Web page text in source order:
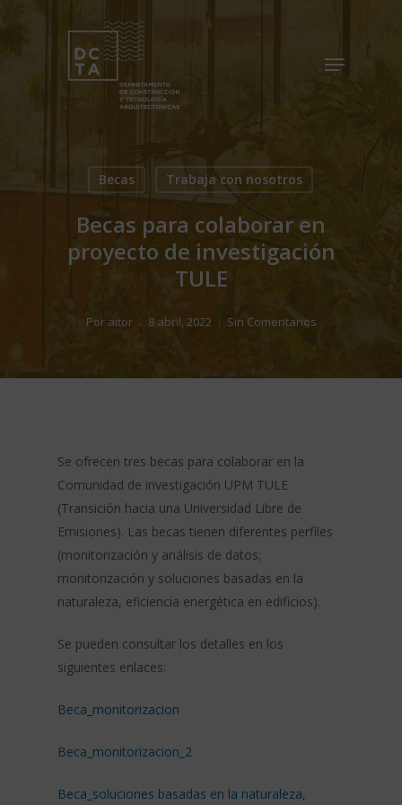
Menu
Becas Trabaja con nosotros
Becas para colaborar en
proyecto de investigación
TULE
Por aitor 8 abril, 2022 Sin Comentarios
Se ofrecen tres becas para colaborar en la
Comunidad de investigación UPM TULE
(Transición hacia una Universidad Libre de
Emisiones). Las becas tienen diferentes perfiles
(monitorización y análisis de datos;
monitorización y soluciones basadas en la
naturaleza, eficiencia energética en edificios).
Se pueden consultar los detalles en los
siguientes enlaces:
Beca_monitorizacion
Beca_monitorizacion_2
Beca_soluciones basadas en la naturaleza,